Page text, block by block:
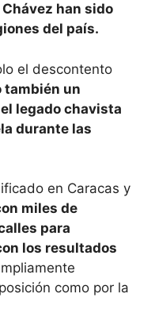
han sido
del país.
el descontento
también un
legado chavista
durante las
en Caracas y
miles de
para
los resultados
como por la